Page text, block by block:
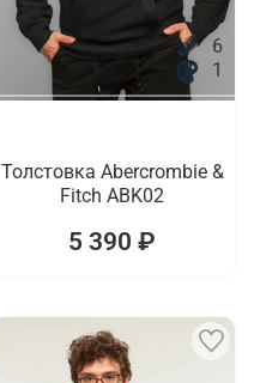
6
1
Толстовка Abercrombie &
Fitch ABK02
5 390 ₽